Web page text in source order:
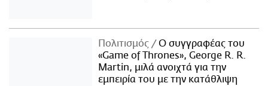
Πολιτισμός
Ο συγγραφέας του
«Game of Thrones», George R. R.
Martin, μιλά ανοιχτά για την
εμπειρία του με την κατάθλιψη